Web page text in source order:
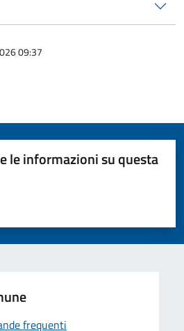
09:37
le informazioni su questa
stelle su 5
su 5
5
frequenti